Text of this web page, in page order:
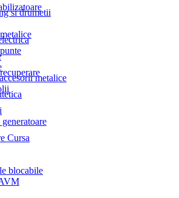
Cursa
blocabile
si drumetii
metalice